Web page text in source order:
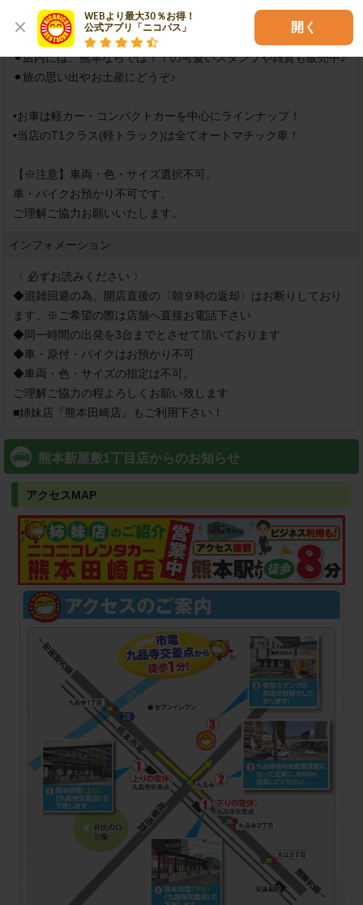
WEBより最大30％お得！
公式アプリ「ニコパス」
開く
《東京スタンプ(はんこ屋さん) × ニコニコレンタカー》
⚫︎店内には、熊本ならでは！！の可愛いスタンプや雑貨も販売中♪
⚫︎旅の思い出やお土産にどうぞ♪
•お車は軽カー・コンパクトカーを中心にラインナップ！
•当店のT1クラス(軽トラック)は全てオートマチック車！
【※注意】車両・色・サイズ選択不可。
車・バイクお預かり不可です。
インフォメーション
〈 必ずお読みください 〉
◆混雑回避の為、開店直後の〈朝９時の返却〉はお断りしており
ます。※ご希望の際は店舗へ直接お電話下さい
◆同一時間の出発を3台までとさせて頂いております
◆車・原付・バイクはお預かり不可
◆車両・色・サイズの指定は不可。
ご理解ご協力の程よろしくお願い致します
■姉妹店『熊本田崎店』もご利用下さい！
熊本新屋敷1丁目店からのお知らせ
アクセスMAP